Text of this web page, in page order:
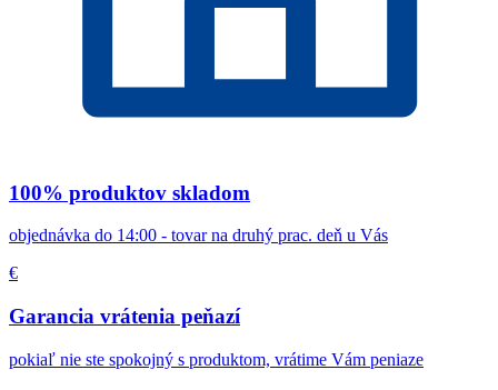
100% produktov skladom
objednávka do 14:00 - tovar na druhý prac. deň u Vás
€
Garancia vrátenia peňazí
pokiaľ nie ste spokojný s produktom, vrátime Vám peniaze